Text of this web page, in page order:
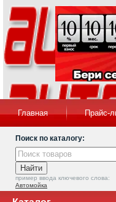
Главная Прайс-
Поиск по каталогу:
пример ввода ключевого слова:
Автомойка